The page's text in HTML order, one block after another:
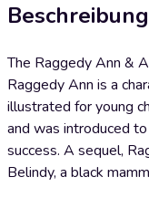
Beschreibung
The Raggedy Ann &
Raggedy Ann is a
illustrated for young
and was introduced
success. A sequel,
Belindy, a black